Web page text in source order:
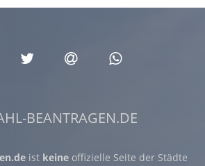
BEANTRAGEN.DE
ist keine offizielle Seite der Städte